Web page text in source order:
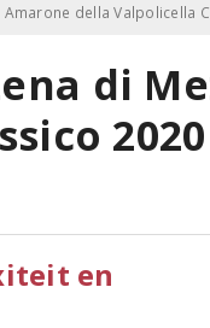
della Valpolicella
di
2020
en